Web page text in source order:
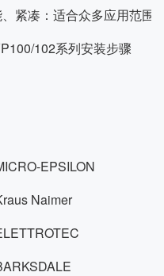
紧凑：适合众多应用范围
102系列安装步骤
EPSILON
Naimer